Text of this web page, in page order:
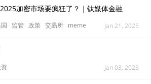
加密市场要疯狂了？｜钛媒体金融
监管 政策 交易所 meme Jan 21, 2025
Jan 03, 2025